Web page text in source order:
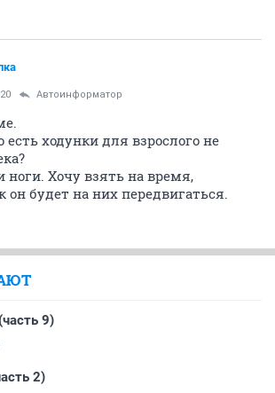
Автоинформатор
есть ходунки для взрослого не
ноги. Хочу взять на время,
он будет на них передвигаться.
9)
2)